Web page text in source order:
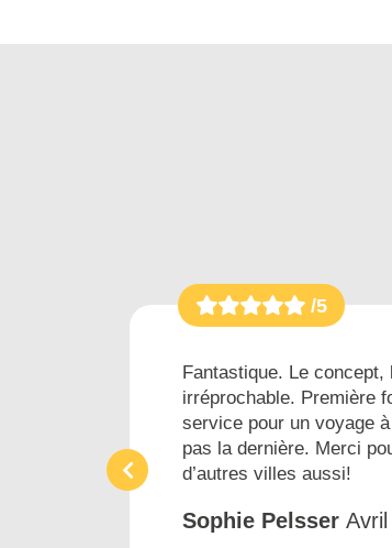
/5
Fantastique. Le
irréprochable. Première
service pour un voyage
pas la dernière. Merci
d’autres villes aussi!
Sophie Pelsser